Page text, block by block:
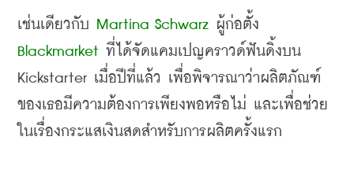
เช่นเดียวกับ Martina Schwarz
Blackmarket ที่ได้จัดแคมเปญคราวด์ฟันดิ้งบน
Kickstarter เมื่อปีที่แล้ว เพื่อพิจารณาว่าผลิตภัณฑ์
ของเธอมีความต้องการเพียงพอหรือไม่ และเพื่อช่วย
ในเรื่องกระแสเงินสดสำหรับการผลิตครั้งแรก